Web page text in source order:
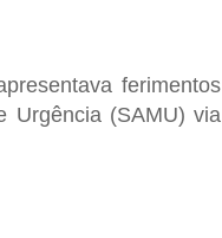
ferimentos
Urgência (SAMU) via